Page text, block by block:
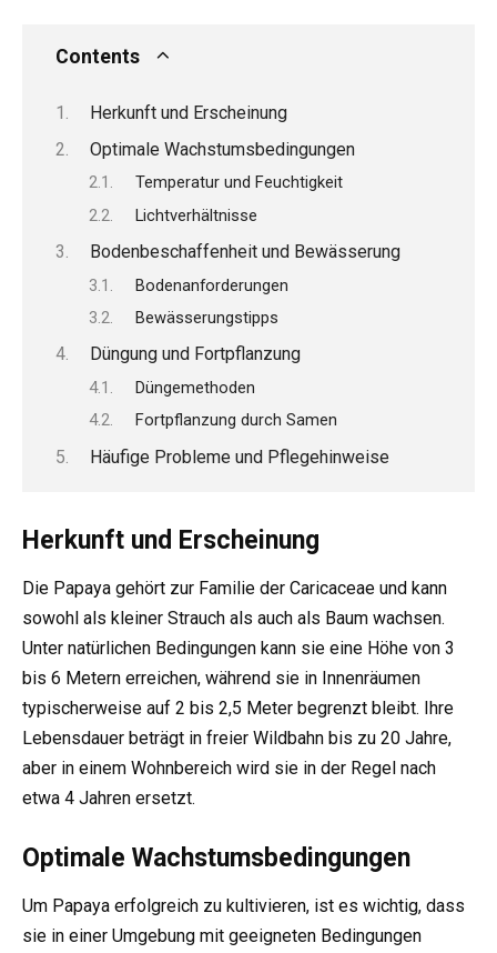
Contents
Herkunft und Erscheinung
Optimale Wachstumsbedingungen
Temperatur und Feuchtigkeit
Lichtverhältnisse
Bodenbeschaffenheit und Bewässerung
Bodenanforderungen
Bewässerungstipps
Düngung und Fortpflanzung
Düngemethoden
Fortpflanzung durch Samen
Häufige Probleme und Pflegehinweise
Herkunft und Erscheinung
Die Papaya gehört zur Familie der Caricaceae und kann
sowohl als kleiner Strauch als auch als Baum wachsen.
Unter natürlichen Bedingungen kann sie eine Höhe von 3
bis 6 Metern erreichen, während sie in Innenräumen
typischerweise auf 2 bis 2,5 Meter begrenzt bleibt. Ihre
Lebensdauer beträgt in freier Wildbahn bis zu 20 Jahre,
aber in einem Wohnbereich wird sie in der Regel nach
etwa 4 Jahren ersetzt.
Optimale Wachstumsbedingungen
Um Papaya erfolgreich zu kultivieren, ist es wichtig, dass
sie in einer Umgebung mit geeigneten Bedingungen